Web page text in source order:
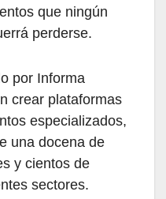
que ningún
perderse.
por Informa
crear plataformas
especializados,
una docena de
y cientos de
sectores.